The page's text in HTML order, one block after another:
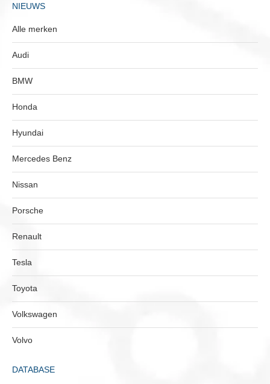
NIEUWS
Alle merken
Audi
BMW
Honda
Hyundai
Mercedes Benz
Nissan
Porsche
Renault
Tesla
Toyota
Volkswagen
Volvo
DATABASE